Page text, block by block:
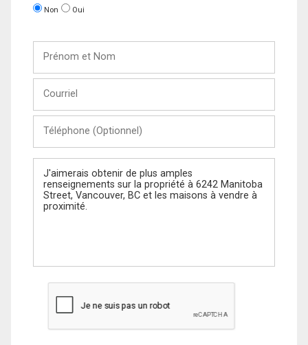
Non Oui
Nom
(Optionnel)
Message